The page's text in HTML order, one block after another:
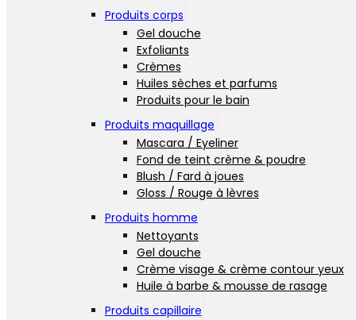
Produits corps
Gel douche
Exfoliants
Crèmes
Huiles sèches et parfums
Produits pour le bain
Produits maquillage
Mascara / Eyeliner
Fond de teint crème & poudre
Blush / Fard à joues
Gloss / Rouge à lèvres
Produits homme
Nettoyants
Gel douche
Crème visage & crème contour yeux
Huile à barbe & mousse de rasage
Produits capillaire